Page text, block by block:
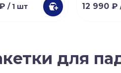
₽/ 1 шт 12 990 ₽
для